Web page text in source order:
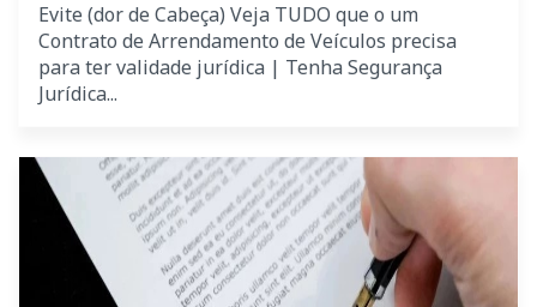
Evite (dor de Cabeça) Veja TUDO que o um
Contrato de Arrendamento de Veículos precisa
para ter validade jurídica | Tenha Segurança
Jurídica...